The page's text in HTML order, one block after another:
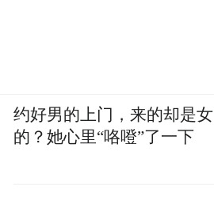
约好男的上门，来的却是女
的？她心里“咯噔”了一下